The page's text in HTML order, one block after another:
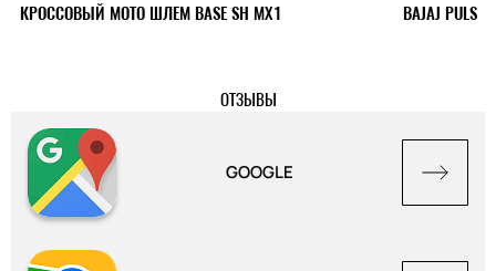
КРОССОВЫЙ МОТО ШЛЕМ BASE SH MX1 BAJAJ
ОТЗЫВЫ
GOOGLE